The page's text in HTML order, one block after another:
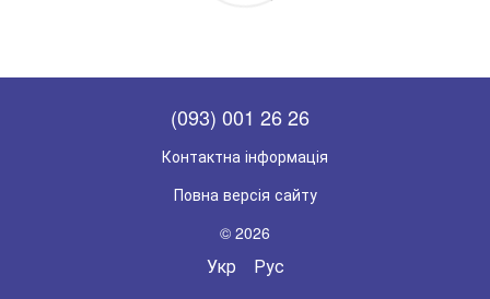
(093) 001 26 26
Контактна інформація
Повна версія сайту
© 2026
Укр Рус